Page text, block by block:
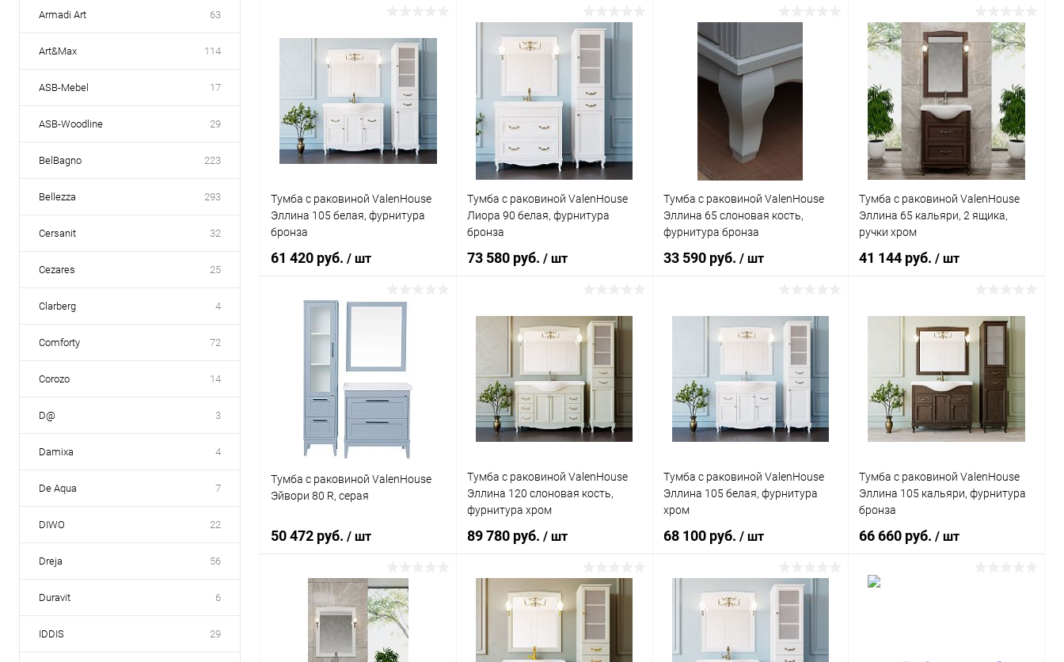
Armadi Art 63
Art&Max 114
ASB-Mebel 17
ASB-Woodline 29
BelBagno 223
Bellezza 293
Cersanit 32
Cezares 25
Clarberg 4
Comforty 72
Corozo 14
D@ 3
Damixa 4
De Aqua 7
DIWO 22
Dreja 56
Duravit 6
IDDIS 29
В корзину
Сравнение
В избранное Под заказ
В корзину
Купить в 1 клик Сравнение
В избранное Под заказ
В корзину
Купить в 1 клик Сравнение
В избранное
В корзину
Купить в 1 клик Сравнение
В избранное Под заказ
Тумба с раковиной ValenHouse
Эллина 105 белая, фурнитура
бронза
61 420 руб. / шт
Купить в 1 клик Сравнение
В избранное Под заказ
Тумба с раковиной ValenHouse
Лиора 90 белая, фурнитура
бронза
73 580 руб. / шт
В корзину
Сравнение
В избранное Под заказ
Тумба с раковиной ValenHouse
Эллина 65 слоновая кость,
фурнитура бронза
33 590 руб. / шт
В корзину
Сравнение
В избранное Под заказ
Тумба с раковиной ValenHouse
Эллина 65 кальяри, 2 ящика,
ручки хром
41 144 руб./ шт
В корзину
Сравнение
В избранное Под заказ
Тумба с раковиной ValenHouse
Эйвори 80 R, серая
50 472 руб. / шт
В корзину
Купить в 1 клик Сравнение
Тумба с раковиной ValenHouse
Эллина 120 слоновая кость,
фурнитура хром
89 780 руб. / шт
В корзину
Купить в 1 клик Сравнение
Тумба с раковиной ValenHouse
Эллина 105 белая, фурнитура
хром
68 100 руб. / шт
В корзину
Купить в 1 клик Сравнение
Тумба с раковиной ValenHouse
Эллина 105 кальяри, фурнитура
бронза
66 660 руб./ шт